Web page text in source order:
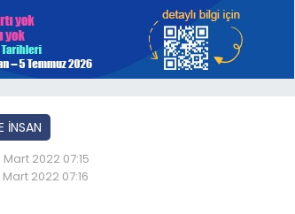
İNSAN
Mart 2022 07:15
2022 07:16